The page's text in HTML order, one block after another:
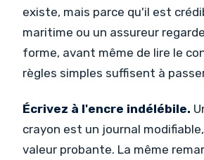
existe, mais parce qu'il est
maritime ou un assureur
forme, avant même de lire le
règles simples suffisent à
Écrivez à l'encre indélébile.
crayon est un journal
valeur probante. La même